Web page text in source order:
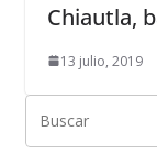
Chiautla,
13 julio, 2019